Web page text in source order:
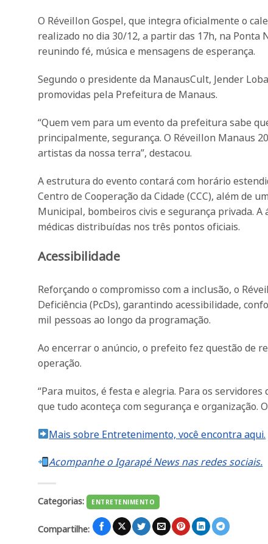
O Réveillon Gospel, que integra oficialmente o
realizado no dia 30/12, a partir das 17h, na Ponta
reunindo fé, música e mensagens de esperança.
Segundo o presidente da ManausCult, Jender
promovidas pela Prefeitura de Manaus.
“Quem vem para um evento da prefeitura sabe
principalmente, segurança. O Réveillon Manaus
artistas da nossa terra”, destacou.
A estrutura do evento contará com horário
Centro de Cooperação da Cidade (CCC), além de
Municipal, bombeiros civis e segurança privada.
médicas distribuídas nos três pontos oficiais.
Acessibilidade
Reforçando o compromisso com a inclusão, o
Deficiência (PcDs), garantindo acessibilidade,
mil pessoas ao longo da programação.
Ao encerrar o anúncio, o prefeito fez questão de
operação.
“Para muitos, é festa e alegria. Para os
que tudo aconteça com segurança e organização.
Mais sobre Entretenimento, você encontra aqui.
Acompanhe o Igarapé News nas redes sociais.
Categorias: ENTRETENIMENTO
Compartilhe: